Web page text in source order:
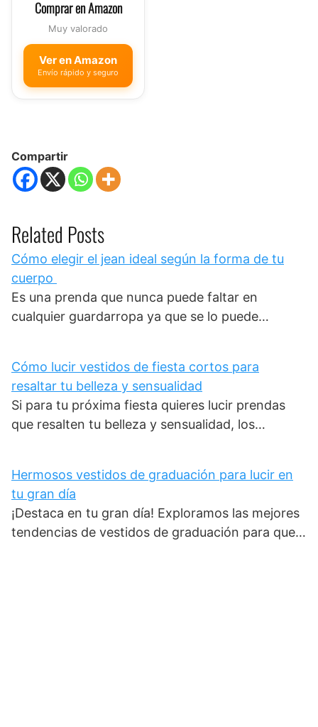
Comprar en Amazon
Muy valorado
Ver en Amazon
Envío rápido y seguro
Compartir
Related Posts
Cómo elegir el jean ideal según la forma de tu
cuerpo
Es una prenda que nunca puede faltar en
cualquier guardarropa ya que se lo puede…
Cómo lucir vestidos de fiesta cortos para
resaltar tu belleza y sensualidad
Si para tu próxima fiesta quieres lucir prendas
que resalten tu belleza y sensualidad, los…
Hermosos vestidos de graduación para lucir en
tu gran día
¡Destaca en tu gran día! Exploramos las mejores
tendencias de vestidos de graduación para que…